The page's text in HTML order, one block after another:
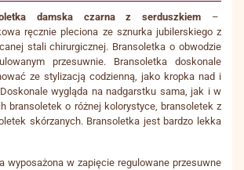
damska czarna z serduszkiem –
ręcznie pleciona ze sznurka jubilerskiego z
stali chirurgicznej. Bransoletka o obwodzie
przesuwnie. Bransoletka doskonale
ze stylizacją codzienną, jako kropka nad i
wygląda na nadgarstku sama, jak i w
bransoletek o różnej kolorystyce, bransoletek z
skórzanych. Bransoletka jest bardzo lekka
wyposażona w zapięcie regulowane przesuwne